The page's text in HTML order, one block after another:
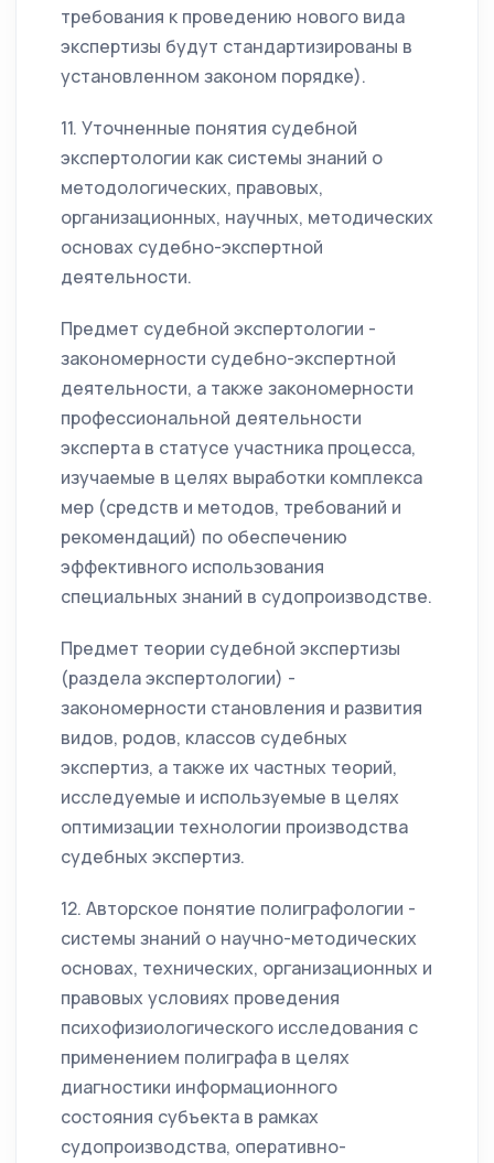
требования к проведению нового вида
экспертизы будут стандартизированы в
установленном законом порядке).
11. Уточненные понятия судебной
экспертологии как системы знаний о
методологических, правовых,
организационных, научных, методических
основах судебно-экспертной
деятельности.
Предмет судебной экспертологии -
закономерности судебно-экспертной
деятельности, а также закономерности
профессиональной деятельности
эксперта в статусе участника процесса,
изучаемые в целях выработки комплекса
мер (средств и методов, требований и
рекомендаций) по обеспечению
эффективного использования
специальных знаний в судопроизводстве.
Предмет теории судебной экспертизы
(раздела экспертологии) -
закономерности становления и развития
видов, родов, классов судебных
экспертиз, а также их частных теорий,
исследуемые и используемые в целях
оптимизации технологии производства
судебных экспертиз.
12. Авторское понятие полиграфологии -
системы знаний о научно-методических
основах, технических, организационных и
правовых условиях проведения
психофизиологического исследования с
применением полиграфа в целях
диагностики информационного
состояния субъекта в рамках
судопроизводства, оперативно-